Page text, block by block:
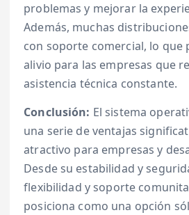
problemas y mejorar la
Además, muchas
con soporte comercial, lo que
alivio para las empresas que
asistencia técnica constante.
Conclusión: El sistema
una serie de ventajas
atractivo para empresas y
Desde su estabilidad y
flexibilidad y soporte
posiciona como una opción